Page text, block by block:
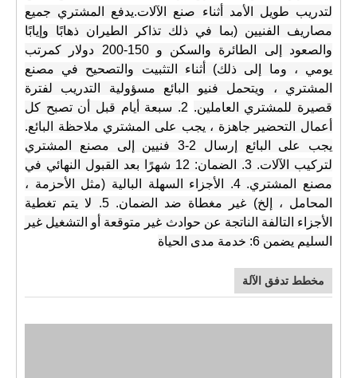
لتدريب طويل الأمد أثناء صنع الآلات.يدفع المشتري جميع
مصاريف الفنيين (بما في ذلك تذاكر الطيران ذهابًا وإيابًا
والصعود إلى الطائرة والسكن و 150-200 دولار كمرتب
يومي ، وما إلى ذلك) أثناء التثبيت والتصحيح في مصنع
المشتري ، ويتحمل فنيو البائع مسؤولية التدريب لفترة
قصيرة للمشتري العاملين.
2. سبعة أيام قبل أن تصبح كل
أعمال التحضير جاهزة ، يجب على المشتري ملاحظة البائع.
يجب على البائع إرسال 2-3 فنيين إلى مصنع المشتري
لتركيب الآلات.
3. الضمان: 12 شهرًا بعد القبول النهائي في
مصنع المشتري. 4. الأجزاء السهلة البالية (مثل الأحزمة ،
المحامل ، إلخ) غير مغطاة ضد الضمان. 5. لا يتم تغطية
الأجزاء التالفة الناتجة عن حوادث غير متوقعة أو التشغيل غير
السليم يضمن 6: خدمة مدى الحياة
مخطط تدفق الآلة